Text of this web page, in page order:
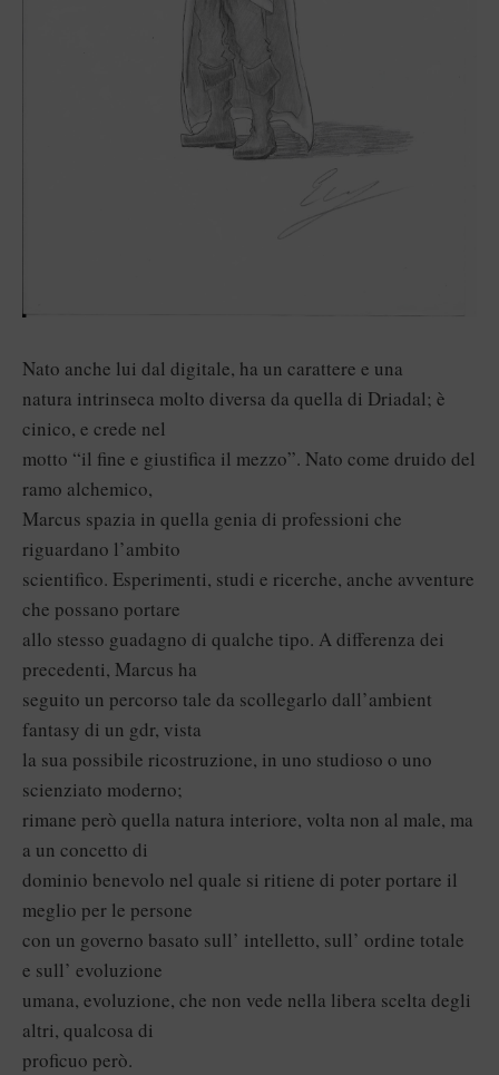
Nato anche lui dal digitale, ha un carattere e una
natura intrinseca molto diversa da quella di Driadal; è
cinico, e crede nel
motto “il fine e giustifica il mezzo”. Nato come druido del
ramo alchemico,
Marcus spazia in quella genia di professioni che
riguardano l’ambito
scientifico. Esperimenti, studi e ricerche, anche avventure
che possano portare
allo stesso guadagno di qualche tipo. A differenza dei
precedenti, Marcus ha
seguito un percorso tale da scollegarlo dall’ambient
fantasy di un gdr, vista
la sua possibile ricostruzione, in uno studioso o uno
scienziato moderno;
rimane però quella natura interiore, volta non al male, ma
a un concetto di
dominio benevolo nel quale si ritiene di poter portare il
meglio per le persone
con un governo basato sull’ intelletto, sull’ ordine totale
e sull’ evoluzione
umana, evoluzione, che non vede nella libera scelta degli
altri, qualcosa di
proficuo però.